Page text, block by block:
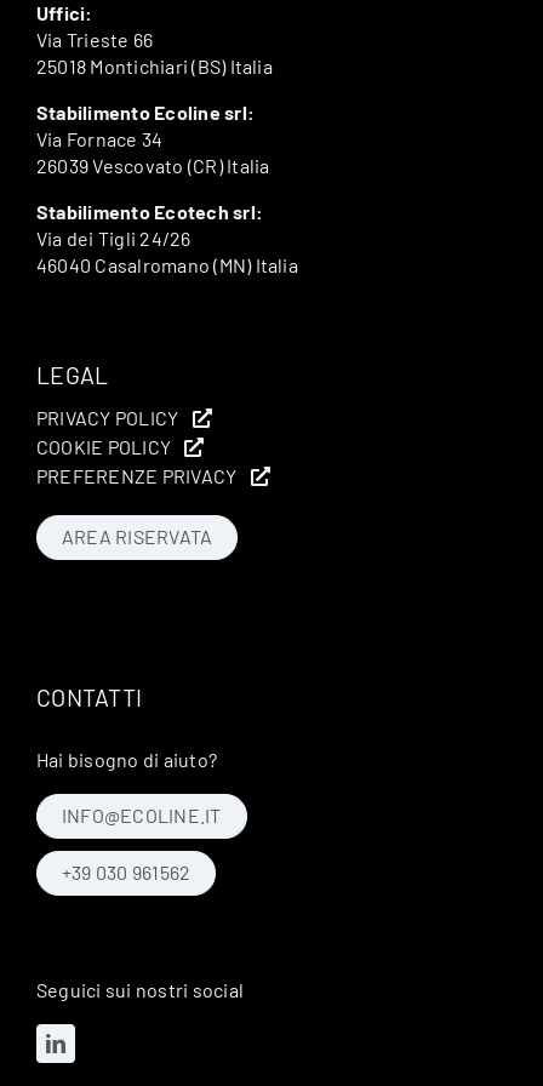
Uffici:
Via Trieste 66
25018 Montichiari (BS) Italia
Stabilimento Ecoline srl:
Via Fornace 34
26039 Vescovato (CR) Italia
Stabilimento Ecotech srl:
Via dei Tigli 24/26
46040 Casalromano (MN) Italia
LEGAL
PRIVACY POLICY
COOKIE POLICY
PREFERENZE PRIVACY
AREA RISERVATA
CONTATTI
Hai bisogno di aiuto?
INFO@ECOLINE.IT
+39 030 961562
Seguici sui nostri social